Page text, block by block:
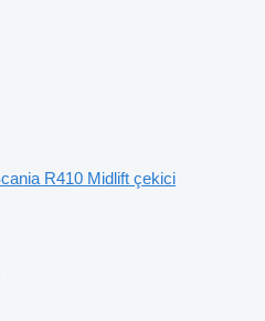
R410 Midlift çekici